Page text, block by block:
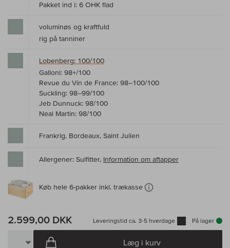
Pakket ind i: 6 OHK flad
voluminøs og kraftfuld
rig på tanniner
Lobenberg: 100/100
Galloni: 98+/100
Revue du Vin de France: 98–100/100
Suckling: 98–99/100
Jeb Dunnuck: 98/100
Neal Martin: 98/100
Frankrig, Bordeaux, Saint Julien
Allergener: Sulfitter, Information om aftapper
Køb hele 6-pakker inkl. trækasse
2.599,00 DKK Leveringstid ca. 3-5 hverdage På lager
Læg i kurv